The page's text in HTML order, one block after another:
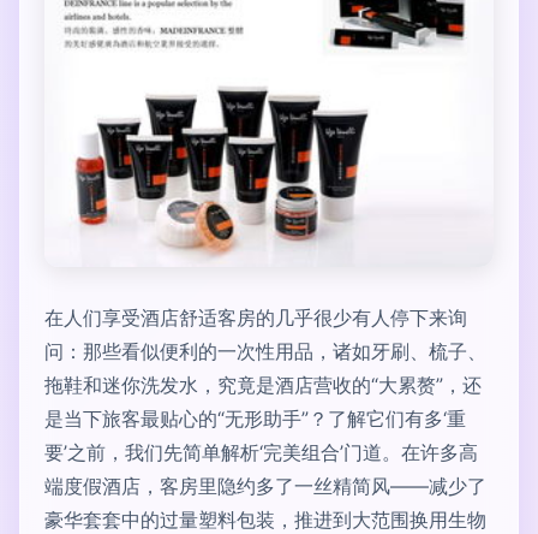
在人们享受酒店舒适客房的几乎很少有人停下来询
问：那些看似便利的一次性用品，诸如牙刷、梳子、
拖鞋和迷你洗发水，究竟是酒店营收的“大累赘”，还
是当下旅客最贴心的“无形助手”？了解它们有多‘重
要’之前，我们先简单解析‘完美组合’门道。在许多高
端度假酒店，客房里隐约多了一丝精简风——减少了
豪华套套中的过量塑料包装，推进到大范围换用生物